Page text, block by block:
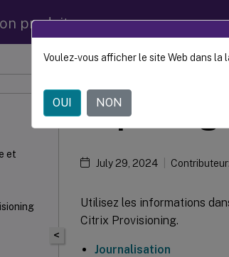
produit
et
Citrix Provisioning Citrix
<
Dépannage
July 29, 2024 Contributeur:
Utilisez les informations
Citrix Provisioning.
Journalisation
Voulez-vous afficher le site Web dans
OUI NON